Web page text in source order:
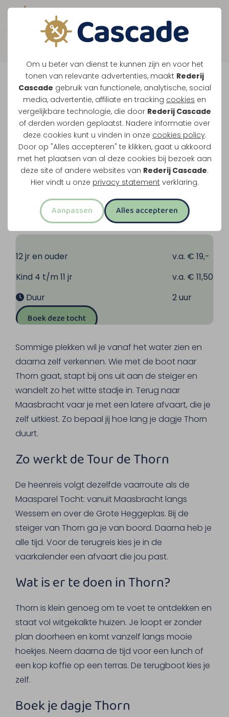
Om u beter van dienst te kunnen zijn en voor het
tonen van relevante advertenties, maakt Rederij
Cascade gebruik van functionele, analytische, social
media, advertentie, affiliate en tracking cookies en
vergelijkbare technologie, die door Rederij Cascade
of derden worden geplaatst. Nadere informatie over
deze cookies kunt u vinden in onze cookies policy.
Door op "Alles accepteren" te klikken, gaat u akkoord
met het plaatsen van al deze cookies bij bezoek aan
deze site of andere websites van Rederij Cascade.
Hier vindt u onze privacy statement verklaring.
Aanpassen Alles accepteren
Boek direct je vaart
Terug
Tour de Thorn
Vaar naar Thorn, stap van boord en kies zelf
wanneer je terugvaart. Zo combineer je varen
met tijd in het witte stadje.
Water en land in 1 activiteit
Twee uur varen
Via Wessem en de Grote Heggeplas
Uitstappen in het witte stadje
12 jr en ouder
v.a. € 19,-
Kind 4 t/m 11 jr
v.a. € 11,50
Duur
2 uur
Boek deze tocht
Sommige plekken wil je vanaf het water zien en
daarna zelf verkennen. Wie met de boot naar
Thorn gaat, stapt bij ons uit aan de steiger en
wandelt zo het witte stadje in. Terug naar
Maasbracht vaar je met een latere afvaart, die je
zelf uitkiest. Zo bepaal jij hoe lang je dagje Thorn
duurt.
Zo werkt de Tour de Thorn
De heenreis volgt dezelfde vaarroute als de
Maasparel Tocht: vanuit Maasbracht langs
Wessem en over de Grote Heggeplas. Bij de
steiger van Thorn ga je van boord. Daarna heb je
alle tijd. Voor de terugreis kies je in de
vaarkalender een afvaart die jou past.
Wat is er te doen in Thorn?
Thorn is klein genoeg om te voet te ontdekken en
staat vol witgekalkte huizen. Je loopt er zonder
plan doorheen en komt vanzelf langs mooie
hoekjes. Neem daarna de tijd voor een lunch of
een kop koffie op een terras. De terugboot kies je
zelf.
Boek je dagje Thorn